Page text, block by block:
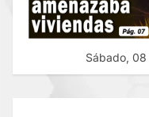
Sábado,